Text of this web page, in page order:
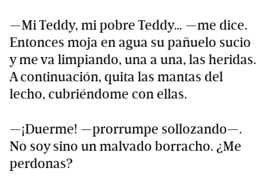
—Mi Teddy, mi pobre Teddy… —me dice.
Entonces moja en agua su pañuelo sucio
y me va limpiando, una a una, las heridas.
A continuación, quita las mantas del
lecho, cubriéndome con ellas.
—¡Duerme! —prorrumpe sollozando—.
No soy sino un malvado borracho. ¿Me
perdonas?